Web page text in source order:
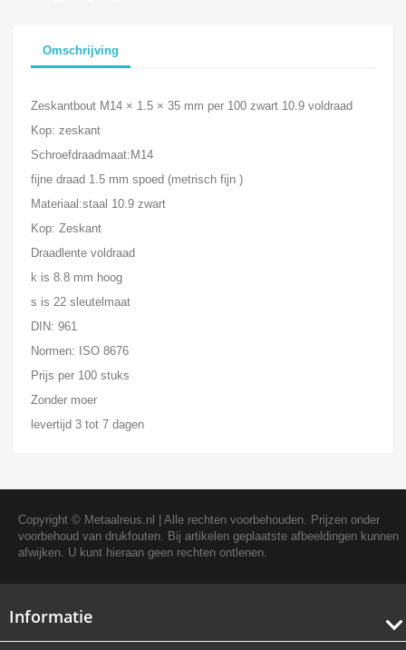
Omschrijving
Zeskantbout M14 × 1.5 × 35 mm per 100 zwart 10.9 voldraad
Kop: zeskant
Schroefdraadmaat:M14
fijne draad 1.5 mm spoed (metrisch fijn )
Materiaal:staal 10.9 zwart
Kop: Zeskant
Draadlente voldraad
k is 8.8 mm hoog
s is 22 sleutelmaat
DIN: 961
Normen: ISO 8676
Prijs per 100 stuks
Zonder moer
levertijd 3 tot 7 dagen
Copyright © Metaalreus.nl
| Alle rechten voorbehouden. Prijzen onder
voorbehoud van drukfouten. Bij artikelen geplaatste afbeeldingen kunnen
afwijken. U kunt hieraan geen rechten ontlenen.
Informatie